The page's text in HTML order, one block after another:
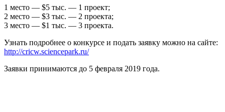
1 место — $5 тыс. — 1 проект;
2 место — $3 тыс. — 2 проекта;
3 место — $1 тыс. — 3 проекта.
Узнать подробнее о конкурсе и подать заявку можно на сайте:
http://cricw.sciencepark.ru/
Заявки принимаются до 5 февраля 2019 года.